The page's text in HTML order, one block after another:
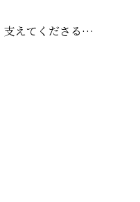
支えてくださる…